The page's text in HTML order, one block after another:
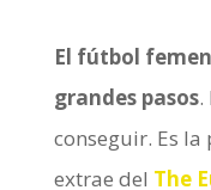
El fútbol
grandes pasos.
conseguir. Es
extrae del The